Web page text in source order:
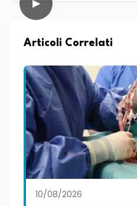
Parallelamente
vocazione per
con
trasmissione
generazioni e
cultura
accessibile.
scuola e
temi della
promuovendo
affidabili. Tra le
▶
Articoli Correlati
10/08/2026